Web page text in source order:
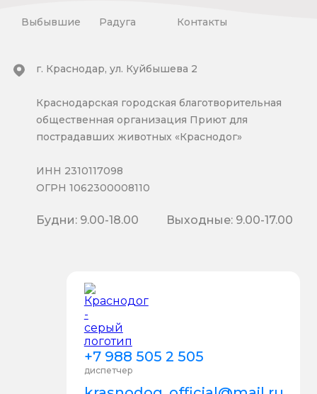
Выбывшие Радуга Контакты
+7 988 505 2 505
диспетчер
г. Краснодар, ул. Куйбышева 2
Краснодарская городская благотворительная
общественная организация Приют для
пострадавших животных «Краснодог»
ИНН 2310117098
ОГРН 1062300008110
Будни: 9.00-18.00 Выходные: 9.00-17.00